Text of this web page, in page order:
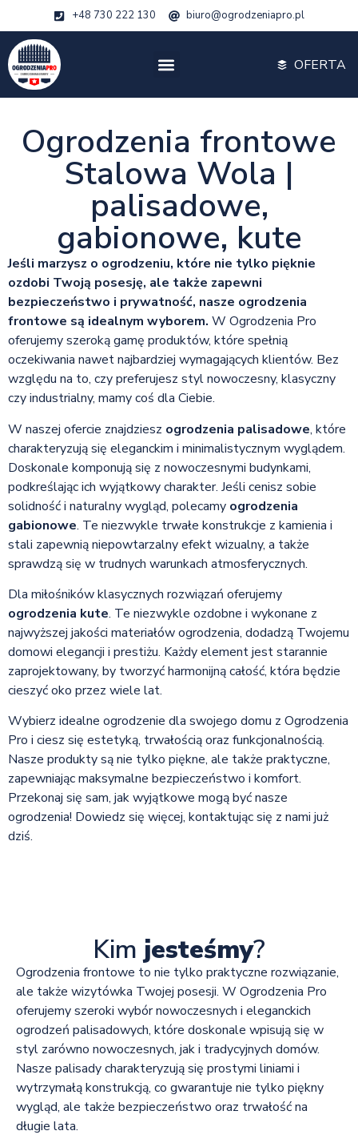
+48 730 222 130 biuro@ogrodzeniapro.pl
OFERTA
Ogrodzenia frontowe
Stalowa Wola |
palisadowe,
gabionowe, kute
Jeśli marzysz o ogrodzeniu, które nie tylko pięknie
ozdobi Twoją posesję, ale także zapewni
bezpieczeństwo i prywatność, nasze ogrodzenia
frontowe są idealnym wyborem. W Ogrodzenia Pro
oferujemy szeroką gamę produktów, które spełnią
oczekiwania nawet najbardziej wymagających klientów. Bez
względu na to, czy preferujesz styl nowoczesny, klasyczny
czy industrialny, mamy coś dla Ciebie.
W naszej ofercie znajdziesz ogrodzenia palisadowe, które
charakteryzują się eleganckim i minimalistycznym wyglądem.
Doskonale komponują się z nowoczesnymi budynkami,
podkreślając ich wyjątkowy charakter. Jeśli cenisz sobie
solidność i naturalny wygląd, polecamy ogrodzenia
gabionowe. Te niezwykle trwałe konstrukcje z kamienia i
stali zapewnią niepowtarzalny efekt wizualny, a także
sprawdzą się w trudnych warunkach atmosferycznych.
Dla miłośników klasycznych rozwiązań oferujemy
ogrodzenia kute. Te niezwykle ozdobne i wykonane z
najwyższej jakości materiałów ogrodzenia, dodadzą Twojemu
domowi elegancji i prestiżu. Każdy element jest starannie
zaprojektowany, by tworzyć harmonijną całość, która będzie
cieszyć oko przez wiele lat.
Wybierz idealne ogrodzenie dla swojego domu z Ogrodzenia
Pro i ciesz się estetyką, trwałością oraz funkcjonalnością.
Nasze produkty są nie tylko piękne, ale także praktyczne,
zapewniając maksymalne bezpieczeństwo i komfort.
Przekonaj się sam, jak wyjątkowe mogą być nasze
ogrodzenia! Dowiedz się więcej, kontaktując się z nami już
dziś.
Kim jesteśmy?
Ogrodzenia frontowe to nie tylko praktyczne rozwiązanie,
ale także wizytówka Twojej posesji. W Ogrodzenia Pro
oferujemy szeroki wybór nowoczesnych i eleganckich
ogrodzeń palisadowych, które doskonale wpisują się w
styl zarówno nowoczesnych, jak i tradycyjnych domów.
Nasze palisady charakteryzują się prostymi liniami i
wytrzymałą konstrukcją, co gwarantuje nie tylko piękny
wygląd, ale także bezpieczeństwo oraz trwałość na
długie lata.